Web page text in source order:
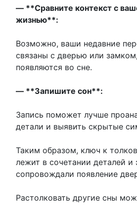
— **Сравните контекст с
жизнью**:
Возможно, ваши недавние
связаны с дверью или
появляются во сне.
— **Запишите сон**:
Запись поможет лучше
детали и выявить скрытые
Таким образом, ключ к
лежит в сочетании деталей
сопровождали появление
Растолковать другие сны